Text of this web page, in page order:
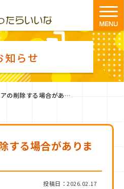
知らせ
アイデアの削除する場合があります。
する場合がありま
投稿日：2026.02.17